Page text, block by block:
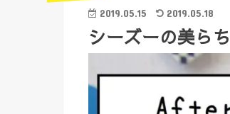
2019.05.15 2019.05.18
シーズーの美ら